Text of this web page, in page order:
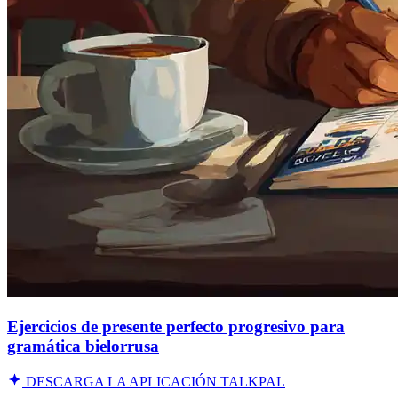
Ejercicios de presente perfecto progresivo para
gramática bielorrusa
DESCARGA LA APLICACIÓN TALKPAL